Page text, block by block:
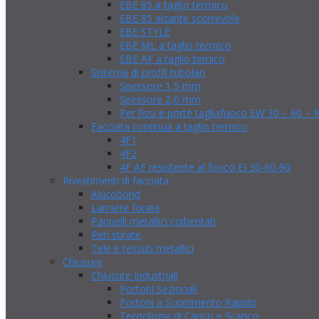
EBE 85 a taglio termico
EBE 85 alzante scorrevole
EBE STYLE
EBE ML a taglio termico
EBE AF a taglio temico
Sistema di profili tubolari
Spessore 1,5 mm
Spessore 2,0 mm
Per fissi e porte tagliafuoco EW 30 – 60 –
Facciata continua a taglio termico
4F1
4F2
4F AF resistente al fuoco EI 30-60-90
Rivestimenti di facciata
Alucobond
Lamiere forate
Pannelli metallici coibentati
Reti stirate
Tele e tessuti metallici
Chiusure
Chiusure Industriali
Portoni Sezionali
Portoni a Scorrimento Rapido
Tecnologia di Carico e Scarico